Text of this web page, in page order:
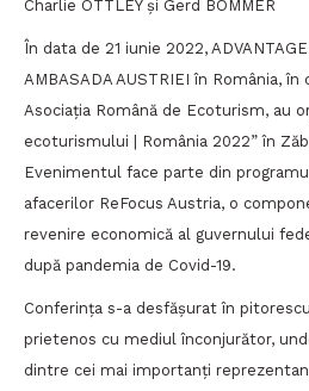
Charlie OTTLEY și Gerd BOMMER
În data de 21 iunie 2022,
AMBASADA AUSTRIEI în România, în
Asociația Română de Ecoturism, au
ecoturismului | România 2022” în
Evenimentul face parte din
afacerilor ReFocus Austria, o
revenire economică al guvernului
după pandemia de Covid-19.
Conferința s-a desfășurat în
prietenos cu mediul înconjurător,
dintre cei mai importanți